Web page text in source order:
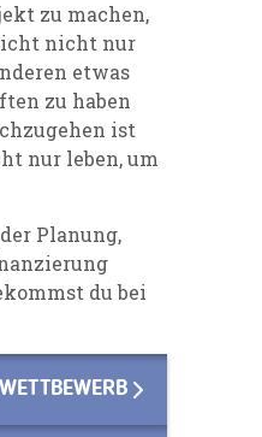
zu machen,
nicht nur
etwas
zu haben
ist
nur leben, um
Planung,
du bei